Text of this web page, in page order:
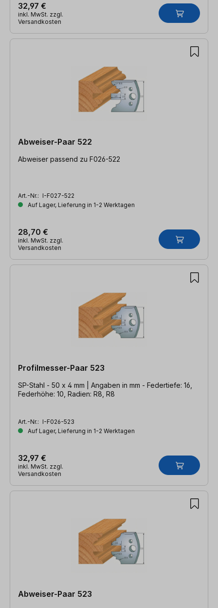
32,97 €
inkl. MwSt. zzgl.
Versandkosten
Abweiser-Paar 522
Abweiser passend zu F026-522
Art.-Nr.: I-F027-522
Auf Lager, Lieferung in 1-2 Werktagen
28,70 €
inkl. MwSt. zzgl.
Versandkosten
Profilmesser-Paar 523
SP-Stahl - 50 x 4 mm | Angaben in mm - Federtiefe: 16,
Federhöhe: 10, Radien: R8, R8
Art.-Nr.: I-F026-523
Auf Lager, Lieferung in 1-2 Werktagen
32,97 €
inkl. MwSt. zzgl.
Versandkosten
Abweiser-Paar 523